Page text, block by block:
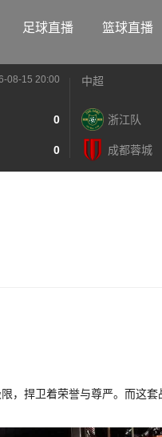
足球直播 篮球直播
08-15 20:00
0
0
中超
浙江队
成都蓉城
，捍卫着荣誉与尊严。而这